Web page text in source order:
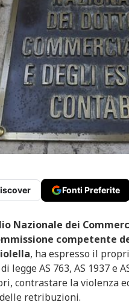
Fonti Preferite
Nazionale dei
competente
, ha espresso il
legge AS 763, AS 1937 e
contrastare la violenza
retribuzioni.